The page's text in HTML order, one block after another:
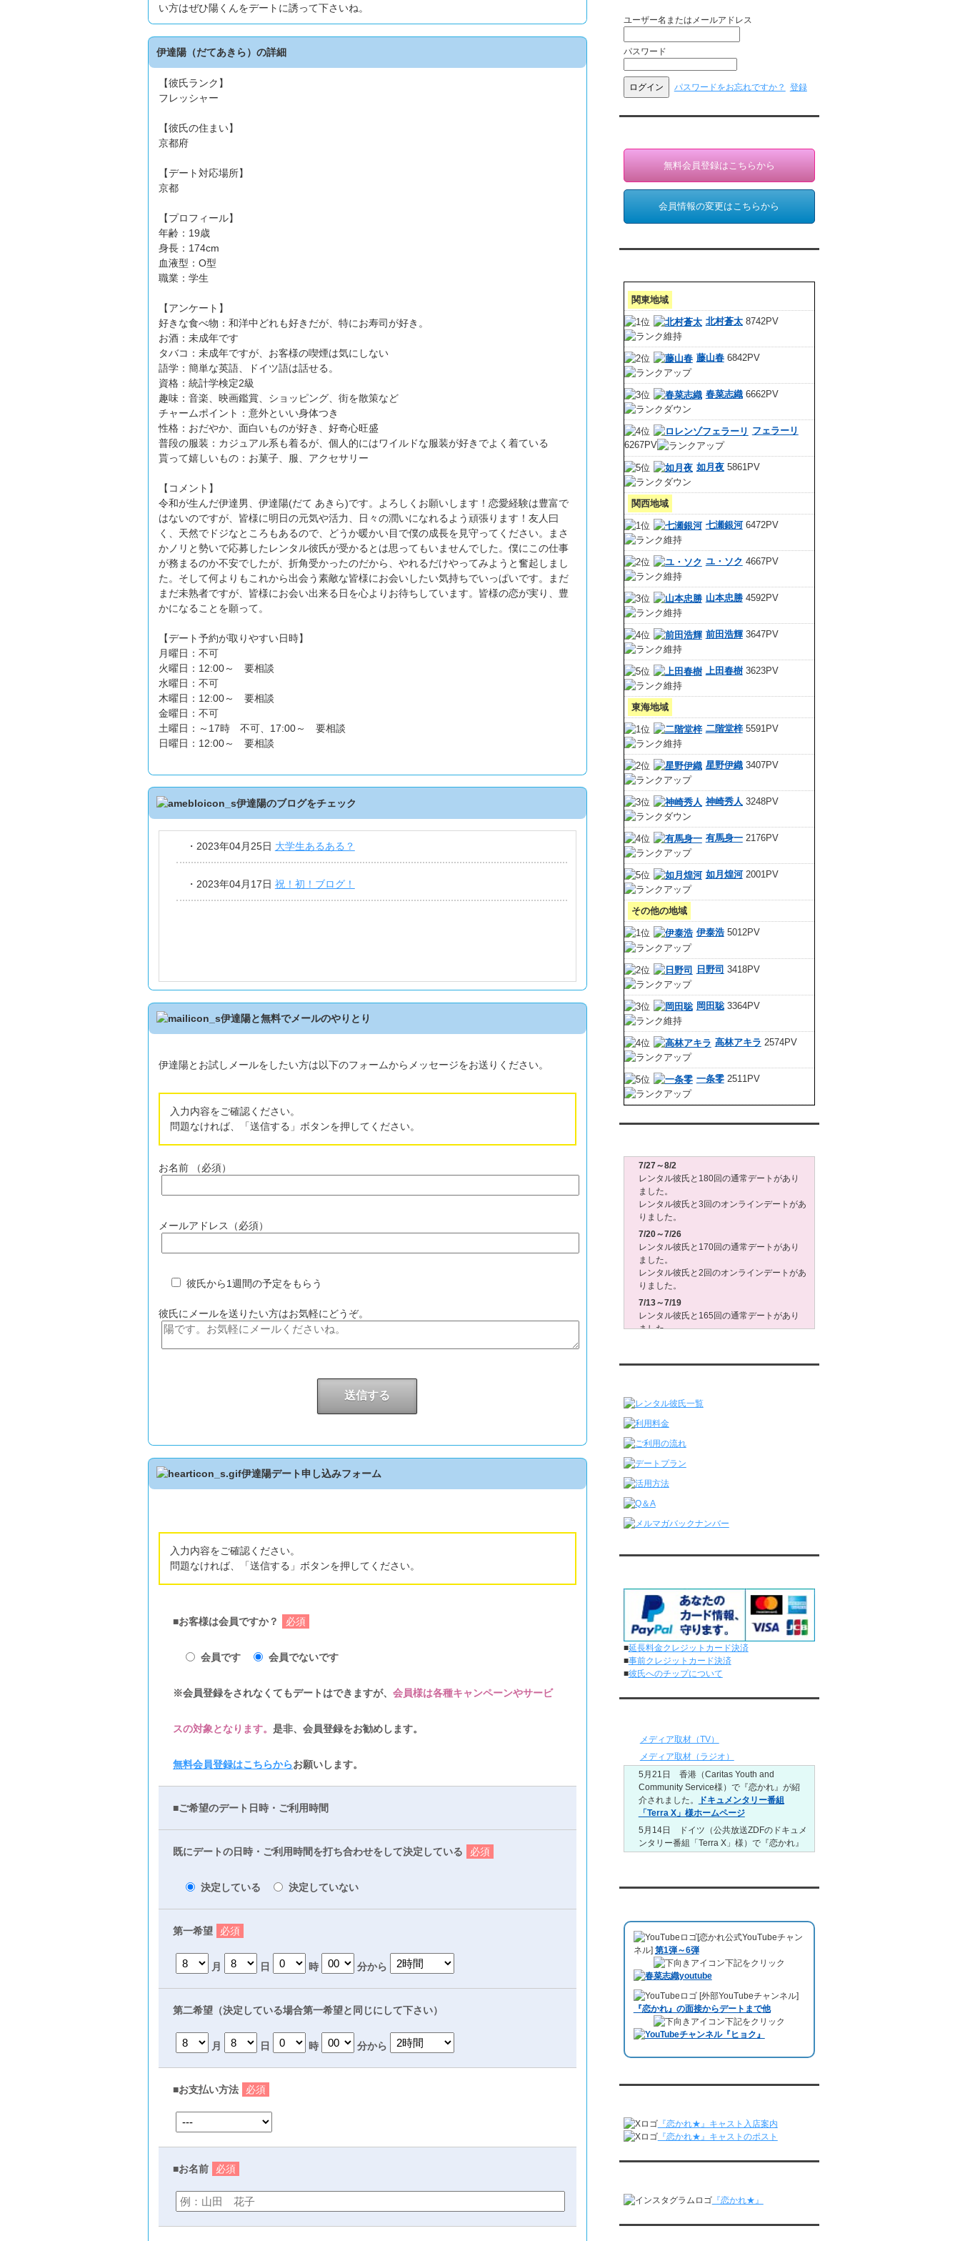
い方はぜひ陽くんをデートに誘って下さいね。
伊達陽（だてあきら）の詳細
【彼氏ランク】
フレッシャー
【彼氏の住まい】
京都府
【デート対応場所】
京都
【プロフィール】
年齢：19歳
身長：174cm
血液型：O型
職業：学生
【アンケート】
好きな食べ物：和洋中どれも好きだが、特にお寿司が好き。
お酒：未成年です
タバコ：未成年ですが、お客様の喫煙は気にしない
語学：簡単な英語、ドイツ語は話せる。
資格：統計学検定2級
趣味：音楽、映画鑑賞、ショッピング、街を散策など
チャームポイント：意外といい身体つき
性格：おだやか、面白いものが好き、好奇心旺盛
普段の服装：カジュアル系も着るが、個人的にはワイルドな服装が好きでよく着ている
貰って嬉しいもの：お菓子、服、アクセサリー
【コメント】
令和が生んだ伊達男、伊達陽(だて あきら)です。よろしくお願いします！恋愛経験は豊富で
はないのですが、皆様に明日の元気や活力、日々の潤いになれるよう頑張ります！友人曰
く、天然でドジなところもあるので、どうか暖かい目で僕の成長を見守ってください。まさ
かノリと勢いで応募したレンタル彼氏が受かるとは思ってもいませんでした。僕にこの仕事
が務まるのか不安でしたが、折角受かったのだから、やれるだけやってみようと奮起しまし
た。そして何よりもこれから出会う素敵な皆様にお会いしたい気持ちでいっぱいです。まだ
まだ未熟者ですが、皆様にお会い出来る日を心よりお待ちしています。皆様の恋が実り、豊
かになることを願って。
【デート予約が取りやすい日時】
月曜日：不可
火曜日：12:00～ 要相談
水曜日：不可
木曜日：12:00～ 要相談
金曜日：不可
土曜日：～17時 不可、17:00～ 要相談
日曜日：12:00～ 要相談
伊達陽のブログをチェック
・ 2023年04月25日 大学生あるある？
・ 2023年04月17日 祝！初！ブログ！
伊達陽と無料でメールのやりとり
伊達陽とお試しメールをしたい方は以下のフォームからメッセージをお送りください。
入力内容をご確認ください。
問題なければ、「送信する」ボタンを押してください。
お名前 （必須）
メールアドレス（必須）
彼氏から1週間の予定をもらう
彼氏にメールを送りたい方はお気軽にどうぞ。
伊達陽デート申し込みフォーム
入力内容をご確認ください。
問題なければ、「送信する」ボタンを押してください。
■お客様は会員ですか？ 必須
会員です 会員でないです
※会員登録をされなくてもデートはできますが、 会員様は各種キャンペーンやサービ
スの対象となります。 是非、会員登録をお勧めします。
無料会員登録はこちらからお願いします。
■ご希望のデート日時・ご利用時間
既にデートの日時・ご利用時間を打ち合わせをして決定している 必須
決定している 決定していない
第一希望 必須
月 日 時 分から
第二希望（決定している場合第一希望と同じにして下さい）
月 日 時 分から
■お支払い方法 必須
■お名前 必須
ユーザー名またはメールアドレス
パスワード
パスワードをお忘れですか？ 登録
無料会員登録はこちらから
会員情報の変更はこちらから
関東地域
北村蒼太8742PV
藤山春6842PV
春菜志織6662PV
フェラーリ
6267PV
如月夜5861PV
関西地域
七瀬銀河6472PV
ユ・ソク 4667PV
山本忠勝4592PV
前田浩輝3647PV
上田春樹3623PV
東海地域
二階堂梓5591PV
星野伊織3407PV
神崎秀人 3248PV
有馬身一2176PV
如月煌河2001PV
その他の地域
伊泰浩5012PV
日野司 3418PV
岡田聡3364PV
高林アキラ 2574PV
一条零2511PV
7/27～8/2
レンタル彼氏と180回の通常デートがあり
ました。
レンタル彼氏と3回のオンラインデートがあ
りました。
7/20～7/26
レンタル彼氏と170回の通常デートがあり
ました。
レンタル彼氏と2回のオンラインデートがあ
りました。
7/13～7/19
レンタル彼氏と165回の通常デートがあり
ました。
ました。
レンタル彼氏と2回のオンラインデートがあ
りました。
6/29～7/5
ました。
レンタル彼氏と3回のオンラインデートがあ
6/22～6/28
レンタル彼氏と181回の通常デートがあり
レンタル彼氏と188回の通常デートがあり
ました。
レンタル彼氏と4回のオンラインデートがあ
りました。
6/8～6/14
レンタル彼氏と161回の通常デートがあり
ました。
りました。
ました。
レンタル彼氏と2回のオンラインデートがあ
りました。
5/25～5/31
レンタル彼氏と172回の通常デートがあり
ました。
りました。
5/18～5/24
レンタル彼氏と1回のオンラインデートがあ
5/11～5/17
レンタル彼氏と164回の通常デートがあり
ました。
レンタル彼氏と2回のオンラインデートがあ
りました。
5/4～5/10
レンタル彼氏と151回の通常デートがあり
ました。
レンタル彼氏と2回のオンラインデートがあ
りました。
4/27～5/3
ました。
4/20～4/26
レンタル彼氏と159回の通常デートがあり
レンタル彼氏と3回のオンラインデートがあ
4/13～4/19
レンタル彼氏と165回の通常デートがあり
■延長料金クレジットカード決済
■事前クレジットカード決済
■彼氏へのチップについて
メディア取材（TV）
メディア取材（ラジオ）
5月21日 香港（Caritas Youth and
Community Service様）で『恋かれ』が紹
介されました。
ドキュメンタリー番組
「Terra X」様ホームページ
5月14日 ドイツ（公共放送ZDFのドキュメ
ンタリー番組「Terra X」様）で『恋かれ』
1月26日22:00から福岡のラジオ局・RKB毎
した。、【22時今夜の活！】（実際の音
声）のコーナーで福岡よしもとの服部さや
かさんの軽快な語り口調で、事務局児玉が
レンタル彼氏のエピソードなどを語りまし
た。
10月11日 ドイツ最大規模のテレビ局
「RTL」で レンタル彼氏が取材されまし
た。レポーターはRTL局カロリナ
「Karolina Kaminska」さん。ハチ公前集
約3時間のデートを楽しみました。
72kg」でレンタル彼氏をご利用いただきま
ABEMA「声優と夜あそび繋」で取材依頼さ
れました。
おすすめ情報サービス「mybest」で紹介さ
上げられました。
[恋かれ公式YouTubeチャン
ネル] 第1弾～6弾
下記をクリック
[外部YouTubeチャンネル]
『恋かれ』の面接からデートまで他
下記をクリック
『恋かれ★』キャスト入店案内
『恋かれ★』キャストのポスト
『恋かれ★』